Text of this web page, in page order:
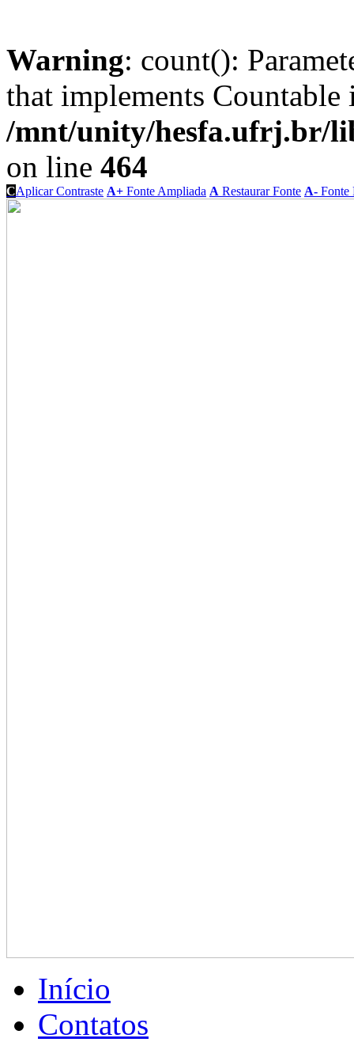
Warning: count():
that implements Countable
/mnt/unity/hesfa.ufrj.br/
on line 464
CAplicar Contraste A+ Fonte Ampliada A Restaurar Fonte A- Fonte
Início
Contatos